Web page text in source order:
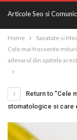
Articole Seo si
Home
Sanatate si
Cele mai frecvente
adevarul din spatele
Return to "Cele
stomatologice si care